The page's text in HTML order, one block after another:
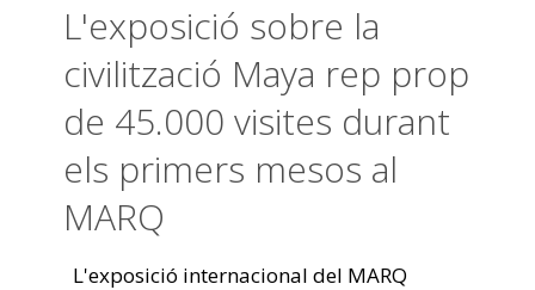
L'exposició sobre la
civilització Maya rep prop
de 45.000 visites durant
els primers mesos al
MARQ
L'exposició internacional del MARQ